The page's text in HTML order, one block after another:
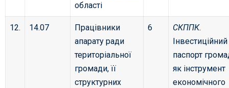
області
12. 14.07
Працівники
апарату ради
територіальної
громади, її
структурних
6
СКППК.
Інвестиційний
паспорт
як інструмент
економічного